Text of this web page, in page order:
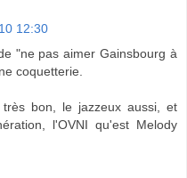
12:30
"ne pas aimer Gainsbourg à
coquetterie.
bon, le jazzeux aussi, et
l'OVNI qu'est Melody